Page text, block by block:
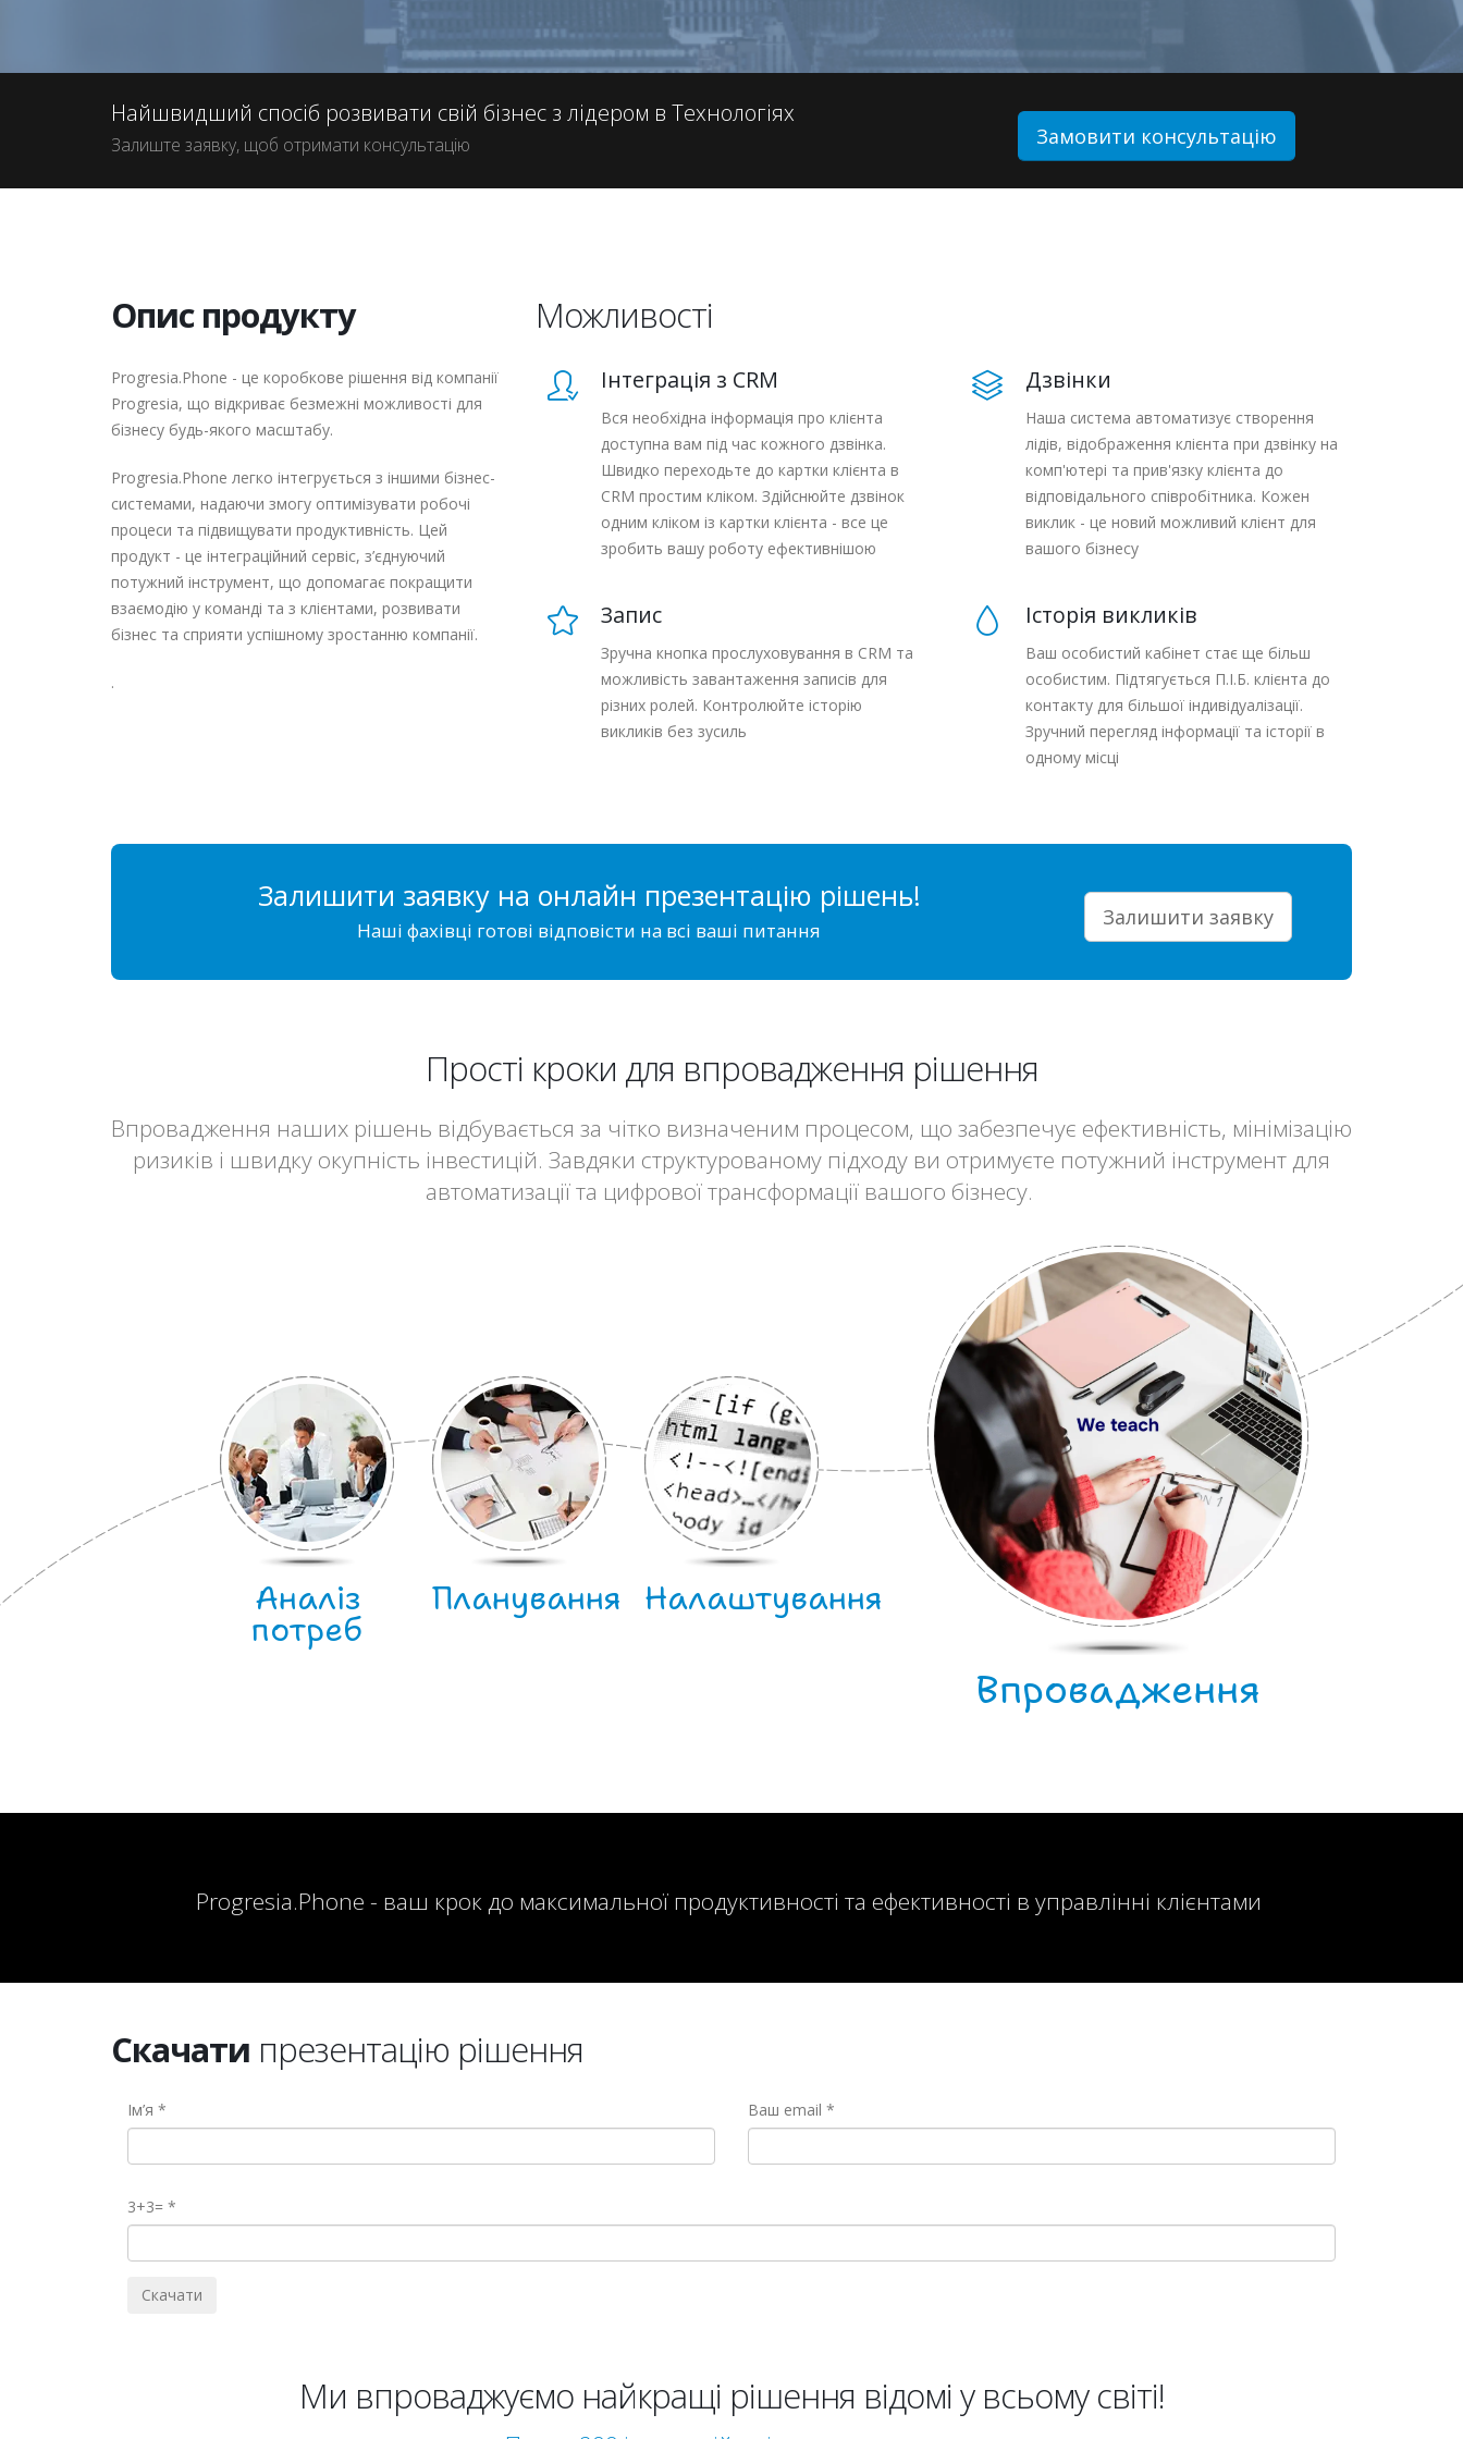
Найшвидший спосіб розвивати свій бізнес з лідером в Технологіях
Залиште заявку, щоб отримати консультацію Замовити консультацію
Опис продукту
Progresia.Phone - це коробкове рішення від компанії
Progresia, що відкриває безмежні можливості для
бізнесу будь-якого масштабу.
Progresia.Phone легко інтегрується з іншими бізнес-
системами, надаючи змогу оптимізувати робочі
процеси та підвищувати продуктивність. Цей
продукт - це інтеграційний сервіс, з’єднуючий
потужний інструмент, що допомагає покращити
взаємодію у команді та з клієнтами, розвивати
бізнес та сприяти успішному зростанню компанії.
.
Можливості
Інтеграція з CRM
Вся необхідна інформація про клієнта
доступна вам під час кожного дзвінка.
Швидко переходьте до картки клієнта в
CRM простим кліком. Здійснюйте дзвінок
одним кліком із картки клієнта - все це
зробить вашу роботу ефективнішою
Дзвінки
Наша система автоматизує створення
лідів, відображення клієнта при дзвінку на
комп'ютері та прив'язку клієнта до
відповідального співробітника. Кожен
виклик - це новий можливий клієнт для
вашого бізнесу
Запис
Зручна кнопка прослуховування в CRM та
можливість завантаження записів для
різних ролей. Контролюйте історію
викликів без зусиль
Історія викликів
Ваш особистий кабінет стає ще більш
особистим. Підтягується П.І.Б. клієнта до
контакту для більшої індивідуалізації.
Зручний перегляд інформації та історії в
одному місці
Залишити заявку на онлайн презентацію рішень!
Наші фахівці готові відповісти на всі ваші питання Залишити заявку
Прості кроки для впровадження рішення
Впровадження наших рішень відбувається за чітко визначеним процесом, що забезпечує ефективність, мінімізацію
ризиків і швидку окупність інвестицій. Завдяки структурованому підходу ви отримуєте потужний інструмент для
автоматизації та цифрової трансформації вашого бізнесу.
Аналіз
потреб
Планування Налаштування
Впровадження
Progresia.Phone - ваш крок до максимальної продуктивності та ефективності в управлінні клієнтами
Скачати презентацію рішення
Ім’я Ваш email
3+3=
Ми впроваджуємо найкращі рішення відомі у всьому світі!